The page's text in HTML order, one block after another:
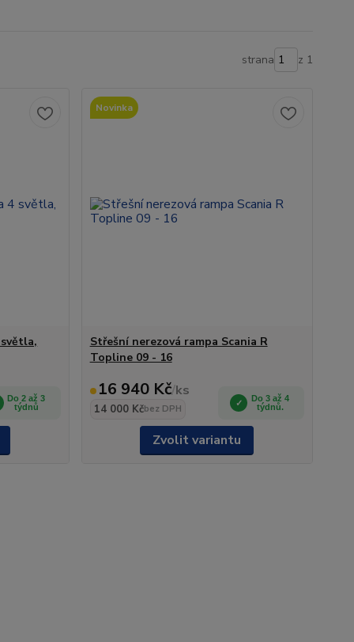
strana z 1
Do 2 až 3
týdnů
Novinka
Střešní nerezová rampa Scania R
Topline 09 - 16
16 940 Kč/ks
14 000 Kčbez DPH
Do 3 až 4
týdnů.
Zvolit variantu